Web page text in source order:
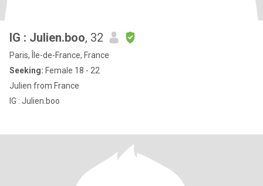
IG : Julien.boo, 32
Paris, Île-de-France, France
Seeking: Female 18 - 22
Julien from France
IG : Julien.boo